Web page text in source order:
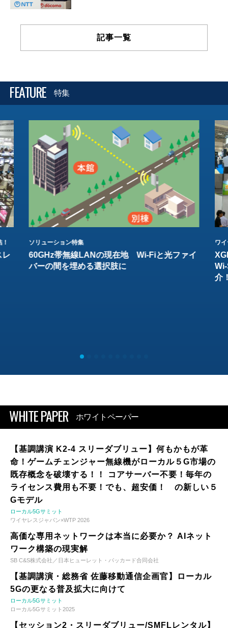
記事一覧
FEATURE 特集
レ
ソリューション特集
60GHz帯無線LANの現在地 Wi-Fiと光ファイ
バーの間を埋める選択肢に
ワ
介
WHITE PAPER ホワイトペーパー
【基調講演 K2-4 スリーダブリュー】何もかもが革
命！ゲームチェンジャー無線機がローカル５G市場の
既存概念を破壊する！！ コアサーバー不要！毎年の
ライセンス費用も不要！でも、超安価！ の新しい５
Gモデル
ローカル5Gサミット
ワイヤレスジャパン×WTP 2026
高価な専用ネットワークは本当に必要か？ AIネット
ワーク構築の現実解
SB C&S株式会社／日本ヒューレット・パッカード合同会社
【基調講演・総務省 佐藤移動通信企画官】ローカル
5Gの更なる普及拡大に向けて
ローカル5Gサミット
ローカル5Gサミット2025
【セッション2・スリーダブリュー/SMFLレンタル】